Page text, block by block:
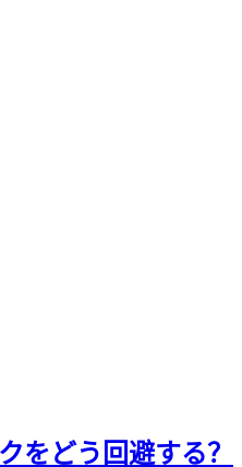
をどう回避する？